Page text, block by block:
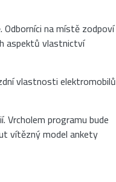
na místě zodpoví
aspektů vlastnictví
vlastnosti elektromobilů
Vrcholem programu bude
vítězný model ankety